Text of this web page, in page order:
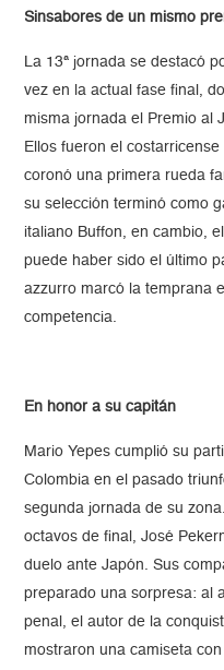
Sinsabores de un mismo
La 13ª jornada se destacó
vez en la actual fase final,
misma jornada el Premio al
Ellos fueron el
coronó una primera rueda
su selección terminó como
italiano Buffon, en cambio,
puede haber sido el último
azzurro marcó la temprana
competencia.
En honor a su capitán
Mario Yepes cumplió su
Colombia en el pasado
segunda jornada de su
octavos de final, José
duelo ante Japón. Sus
preparado una sorpresa: al
penal, el autor de la
mostraron una camiseta